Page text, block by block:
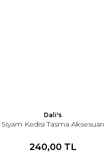
Dali's
Siyam Kedisi Tasma Aksesuarı
240,00 TL